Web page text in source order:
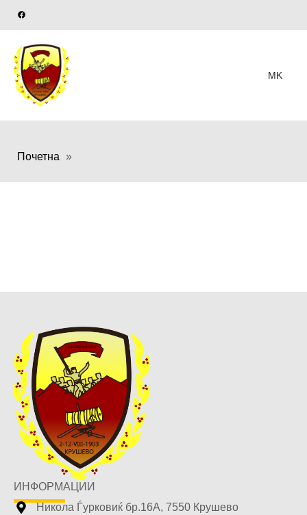
MK
Почетна »
ИНФОРМАЦИИ
Никола Ѓурковиќ бр.16А, 7550 Крушево